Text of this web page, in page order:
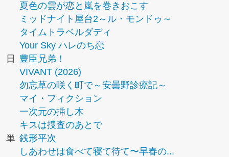
夏色の雲が恋と嵐を巻きおこす
ミッドナイト屋台2～ル・モンドゥ～
タイムトラベルダディ
Your Sky ハレのち恋
日
豊臣兄弟！
VIVANT (2026)
勿忘草の咲く町で～安曇野診療記～
マイ・フィクション
一次元の挿し木
キスは捜査のあとで
単 銭形平次
しあわせは食べて寝て待て〜早春の...